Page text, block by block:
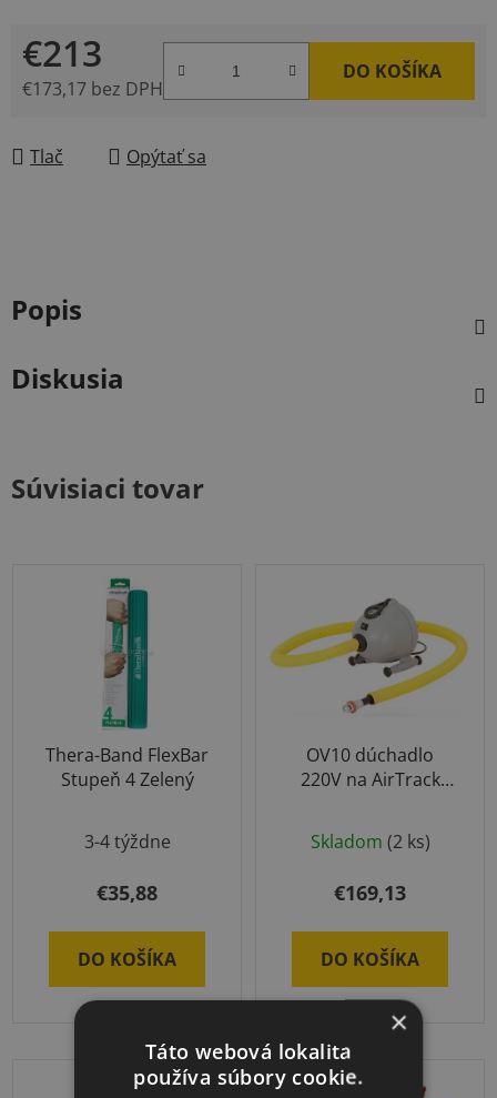
€213
€173,17 bez DPH
DO KOŠÍKA
Tlač Opýtať sa
Popis
Diskusia
Súvisiaci tovar
Thera-Band FlexBar
Stupeň 4 Zelený
hodnotenie
produktu
5,0
z
5
3-4 týždne
€35,88
DO KOŠÍKA
OV10 dúchadlo
220V na AirTrack
Skladom (2 ks)
€169,13
DO KOŠÍKA
DOPRAVA ZADARMO
×
Táto webová lokalita
používa súbory cookie.